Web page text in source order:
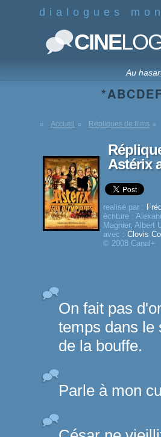
dialogues
CINE
Au
*ABCDE
Accueil Répliques de films
Astérix
realisé par :
écriture :
Magnier, Albert
avec : Clovis
© 2008 Canal+
On fait pas
temps dans le
de la bouffe.
Parle à mon